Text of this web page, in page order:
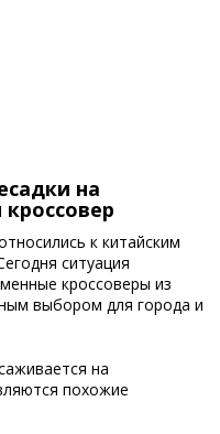
на
к китайским
ситуация
кроссоверы из
выбором для города и
на
похожие